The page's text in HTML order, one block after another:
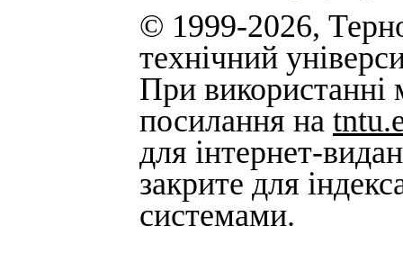
© 1999-2026,
технічний
При використанні
посилання на
для інтернет-
закрите для
системами.